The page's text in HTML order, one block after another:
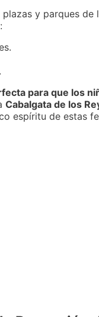
y parques
para que los
Cabalgata de los
espíritu de estas